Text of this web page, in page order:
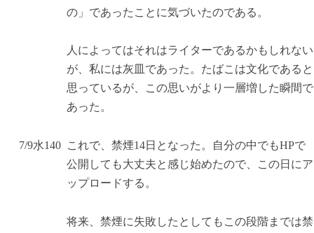
の」であったことに気づいたのである。
人によってはそれはライターであるかもしれない
が、私には灰皿であった。たばこは文化であると
思っているが、この思いがより一層増した瞬間で
あった。
7/9水140 これで、禁煙14日となった。自分の中でもHPで
公開しても大丈夫と感じ始めたので、この日にア
ップロードする。
将来、禁煙に失敗したとしてもこの段階までは禁